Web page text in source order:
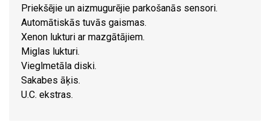
Priekšējie un aizmugurējie parkošanās sensori.
Automātiskās tuvās gaismas.
Xenon lukturi ar mazgātājiem.
Miglas lukturi.
Vieglmetāla diski.
Sakabes āķis.
U.C. ekstras.